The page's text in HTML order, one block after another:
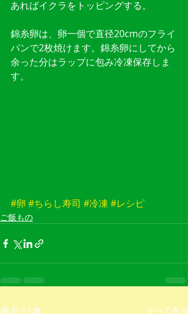
あればイクラをトッピングする。
錦糸卵は、卵一個で直径20cmのフライ
パンで2枚焼けます。錦糸卵にしてから
余った分はラップに包み冷凍保存しま
す。
#卵 #ちらし寿司 #冷凍 #レシピ
ご飯もの
すべて表示